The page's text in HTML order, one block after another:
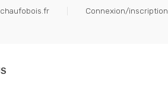
Connexion/inscription